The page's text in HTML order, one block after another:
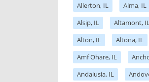
Allerton, IL
Alma, IL
Alsip, IL
Altamont,
Alton, IL
Altona, IL
Amf Ohare, IL
Andalusia, IL